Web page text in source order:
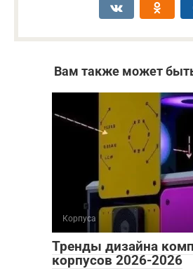
Вам также может
Корпуса
Тренды дизайна
корпусов 2026-2026